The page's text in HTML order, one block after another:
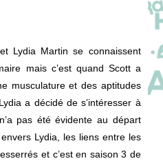
Lydia Martin se connaissent
mais c’est quand Scott a
musculature et des aptitudes
a décidé de s’intéresser à
pas été évidente au départ
Lydia, les liens entre les
et c’est en saison 3 de